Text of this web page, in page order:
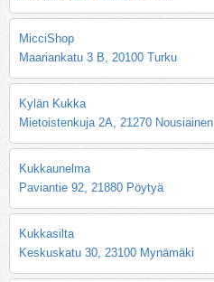
MicciShop
Maariankatu 3 B, 20100 Turku
Kylän Kukka
Mietoistenkuja 2A, 21270 Nousiainen
Kukkaunelma
Paviantie 92, 21880 Pöytyä
Kukkasilta
Keskuskatu 30, 23100 Mynämäki